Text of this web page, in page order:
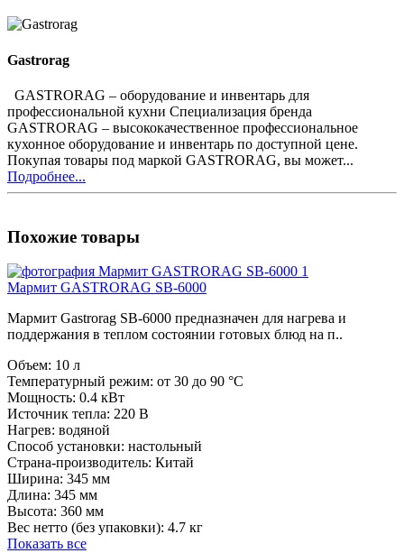
Gastrorag
GASTRORAG – оборудование и инвентарь для
профессиональной кухни Специализация бренда
GASTRORAG – высококачественное профессиональное
кухонное оборудование и инвентарь по доступной цене.
Покупая товары под маркой GASTRORAG, вы может...
Подробнее...
Похожие товары
Мармит GASTRORAG SB-6000
Мармит Gastrorag SB-6000 предназначен для нагрева и
поддержания в теплом состоянии готовых блюд на п..
Объем: 10 л
Температурный режим: от 30 до 90 °C
Мощность: 0.4 кВт
Источник тепла: 220 В
Нагрев: водяной
Способ установки: настольный
Страна-производитель: Китай
Ширина: 345 мм
Длина: 345 мм
Высота: 360 мм
Вес нетто (без упаковки): 4.7 кг
Показать все